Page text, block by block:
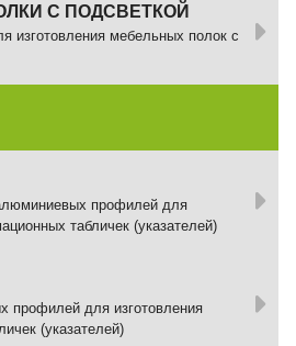
С ПОДСВЕТКОЙ
изготовления мебельных полок с
профилей для
табличек (указателей)
профилей для изготовления
(указателей)